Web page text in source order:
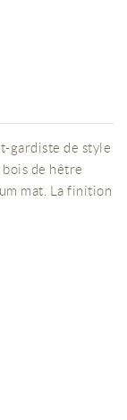
gardiste de style
de hêtre
mat. La finition